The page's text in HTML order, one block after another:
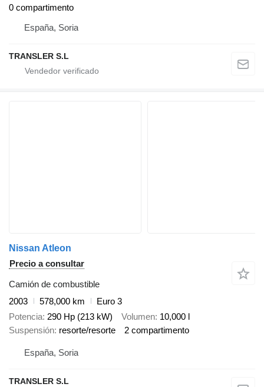
0 compartimento
España, Soria
TRANSLER S.L
Nissan Atleon
Precio a consultar
Camión de combustible
2003
578,000 km
Euro 3
Potencia 290 Hp (213 kW) Volumen 10,000 l
Suspensión resorte/resorte 2 compartimento
España, Soria
TRANSLER S.L